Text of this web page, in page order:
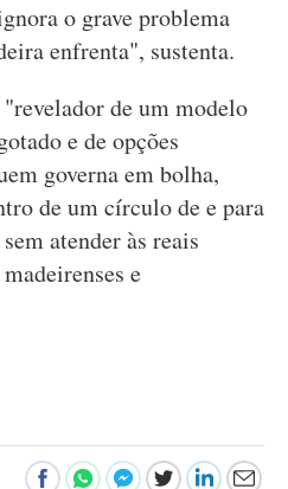
o grave problema
enfrenta", sustenta.
de um modelo
e de opções
governa em bolha,
de um círculo de e para
atender às reais
e